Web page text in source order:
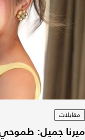
مقابلات
ميرنا جميل: طموحي